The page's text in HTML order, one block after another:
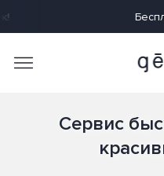
Бесплатная доставка в
Сервис